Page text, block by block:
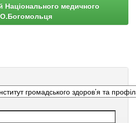
Національного медичного